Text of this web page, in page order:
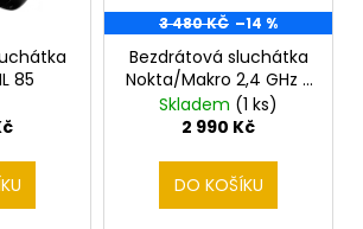
85
3 480 KČ –14 %
Bezdrátová sluchátka
Nokta/Makro 2,4 GHz -
Green Edition
Skladem (1 ks)
2 990 Kč
DO KOŠÍKU